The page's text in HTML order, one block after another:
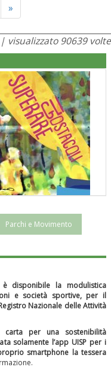
»Next
visualizzato 90639 volte
Pesce al CN Uisp
Parchi e Movimento
disponibile la modulistica
e società sportive, per il
Nazionale delle Attività
carta per una sostenibilità
solamente l’app UISP per i
smartphone la tessera